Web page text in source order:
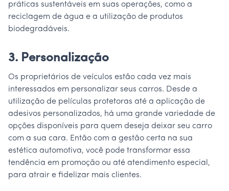
práticas sustentáveis em suas operações, como a
reciclagem de água e a utilização de produtos
biodegradáveis.
3. Personalização
Os proprietários de veículos estão cada vez mais
interessados em personalizar seus carros. Desde a
utilização de películas protetoras até a aplicação de
adesivos personalizados, há uma grande variedade de
opções disponíveis para quem deseja deixar seu carro
com a sua cara. Então com a gestão certa na sua
estética automotiva, você pode transformar essa
tendência em promoção ou até atendimento especial,
para atrair e fidelizar mais clientes.